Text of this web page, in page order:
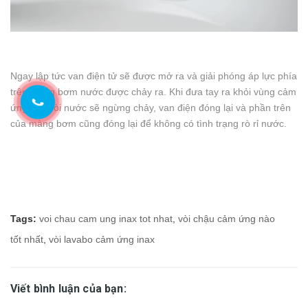
Ngay lập tức van điện tử sẽ được mở ra và giải phóng áp lực phía
trên màng bơm nước được chảy ra. Khi đưa tay ra khỏi vùng cảm
ứng của vòi nước sẽ ngừng chảy, van điện đóng lại và phần trên
của màng bơm cũng đóng lại để không có tình trạng rò rỉ nước.
Tags: voi chau cam ung inax tot nhat vòi chậu cảm ứng nào
tốt nhất vòi lavabo cảm ứng inax
Viết bình luận của bạn: